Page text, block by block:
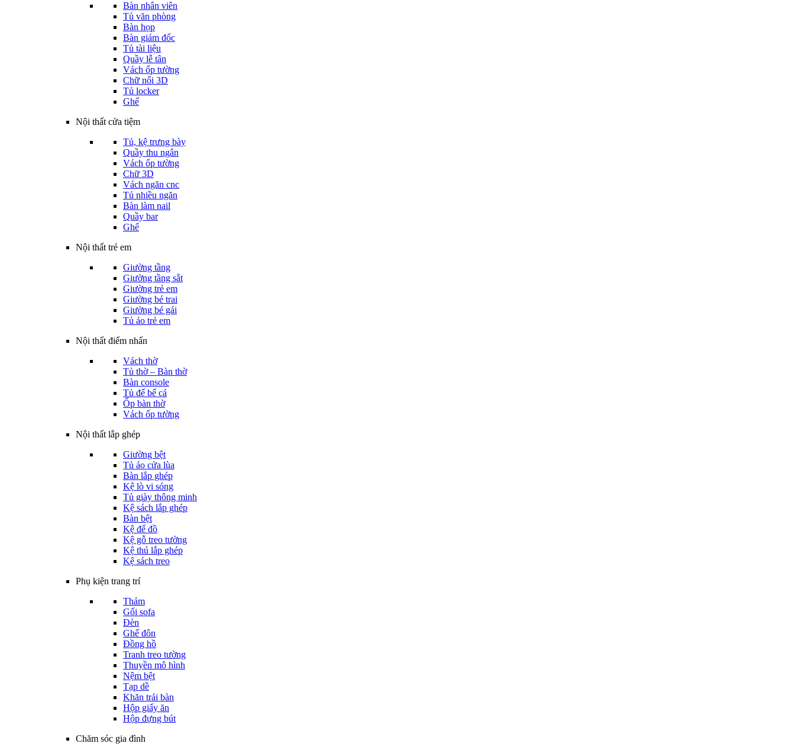
Bàn nhân viên
Tủ văn phòng
Bàn họp
Bàn giám đốc
Tủ tài liệu
Quầy lễ tân
Vách ốp tường
Chữ nổi 3D
Tủ locker
Ghế
Nội thất cửa tiệm
Tủ, kệ trưng bày
Quầy thu ngân
Vách ốp tường
Chữ 3D
Vách ngăn cnc
Tủ nhiều ngăn
Bàn làm nail
Quầy bar
Ghế
Nội thất trẻ em
Giường tầng
Giường tầng sắt
Giường trẻ em
Giường bé trai
Giường bé gái
Tủ áo trẻ em
Nội thất điểm nhấn
Vách thờ
Tủ thờ – Bàn thờ
Bàn console
Tủ để bể cá
Ốp bàn thờ
Vách ốp tường
Nội thất lắp ghép
Giường bệt
Tủ áo cửa lùa
Bàn lắp ghép
Kệ lò vi sóng
Tủ giày thông minh
Kệ sách lắp ghép
Bàn bệt
Kệ để đồ
Kệ gỗ treo tường
Kệ thú lắp ghép
Kệ sách treo
Phụ kiện trang trí
Thảm
Gối sofa
Đèn
Ghế đôn
Đồng hồ
Tranh treo tường
Thuyền mô hình
Nệm bệt
Tạp dề
Khăn trải bàn
Hộp giấy ăn
Hộp đựng bút
Chăm sóc gia đình